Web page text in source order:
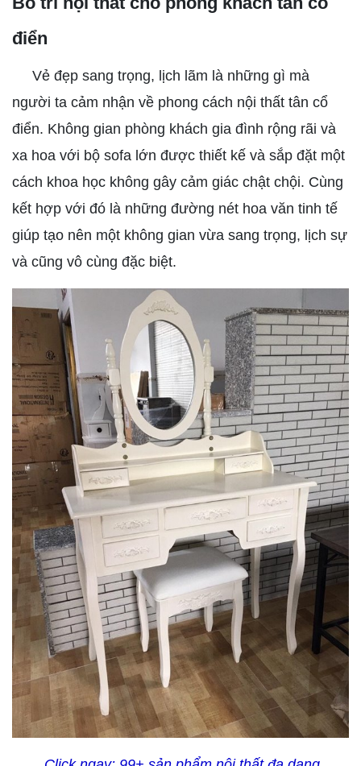
điển
Vẻ đẹp sang trọng, lịch lãm là những gì mà
người ta cảm nhận về phong cách nội thất tân cổ
điển. Không gian phòng khách gia đình rộng rãi và
xa hoa với bộ sofa lớn được thiết kế và sắp đặt một
cách khoa học không gây cảm giác chật chội. Cùng
kết hợp với đó là những đường nét hoa văn tinh tế
giúp tạo nên một không gian vừa sang trọng, lịch sự
và cũng vô cùng đặc biệt.